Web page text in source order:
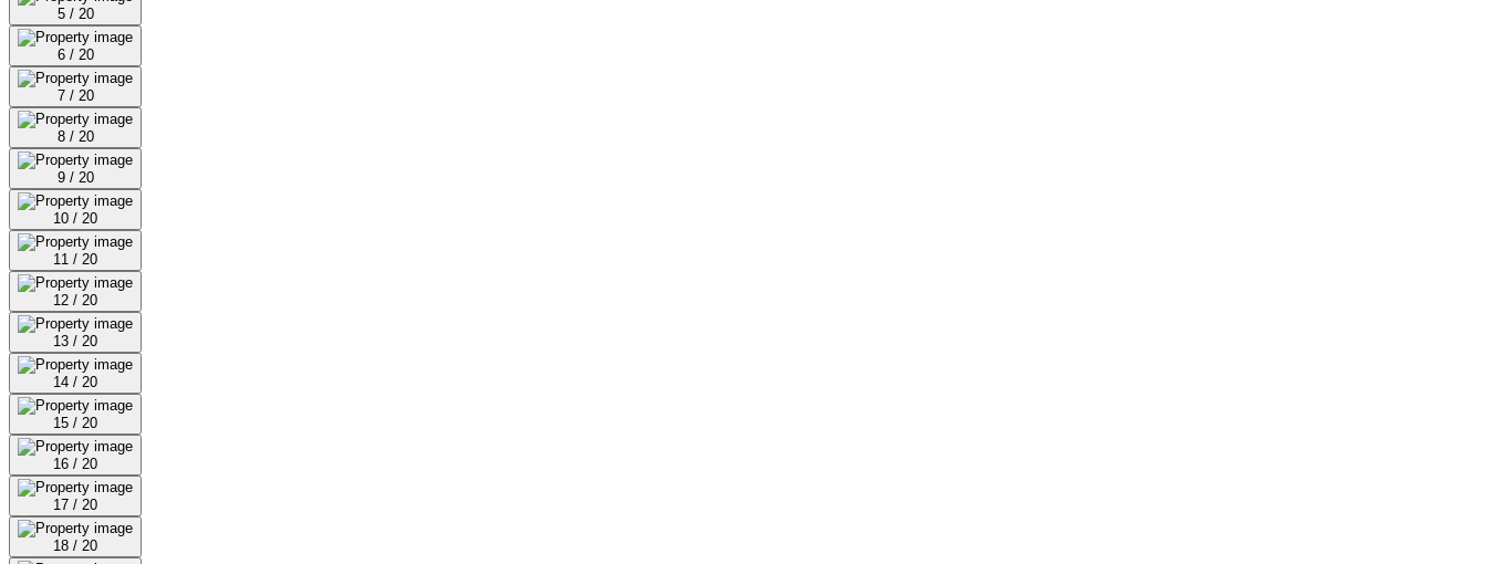
5 / 20
6 / 20
7 / 20
8 / 20
9 / 20
10 / 20
11 / 20
12 / 20
13 / 20
14 / 20
15 / 20
16 / 20
17 / 20
18 / 20